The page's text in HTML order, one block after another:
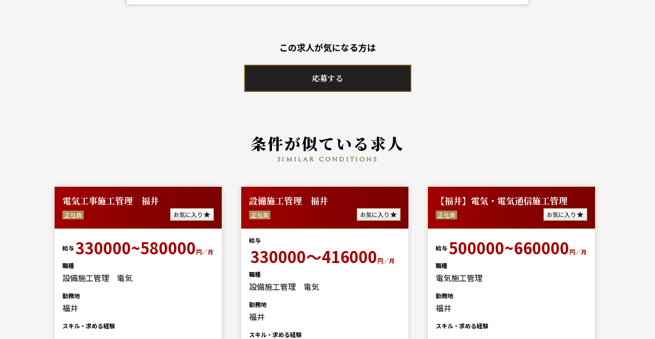
この求人が気になる方は
応募する
条件が似ている求人
similar conditions
電気工事施工管理 福井
正社員 お気に入り
給与330000~580000円／月
職種
設備施工管理 電気
勤務地
福井
スキル・求める経験
設備施工管理 福井
正社員 お気に入り
給与
330000～416000円／月
職種
設備施工管理 電気
勤務地
福井
スキル・求める経験
【福井】電気・電気通信施工管理
正社員 お気に入り
給与 500000~660000円／月
職種
電気施工管理
勤務地
福井
スキル・求める経験